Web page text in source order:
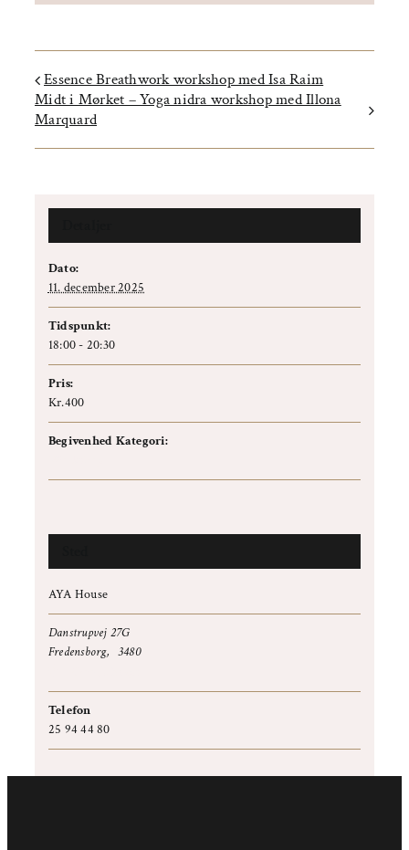
Essence Breathwork workshop med Isa Raim
Midt i Mørket – Yoga nidra workshop med Illona
Marquard
Dato:
11. december 2025
Tidspunkt:
18:00 - 20:30
Pris:
Kr.400
Begivenhed Kategori:
AYA House
Danstrupvej 27G
Fredensborg, 3480
Telefon
25 94 44 80